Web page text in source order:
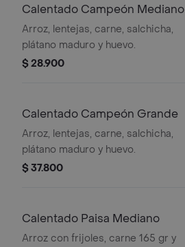
Calentado Campeón Mediano
Arroz, lentejas, carne, salchicha,
plátano maduro y huevo.
$ 28.900
Calentado Campeón Grande
Arroz, lentejas, carne, salchicha,
plátano maduro y huevo.
$ 37.800
Calentado Paisa Mediano
Arroz con frijoles, carne 165 gr y